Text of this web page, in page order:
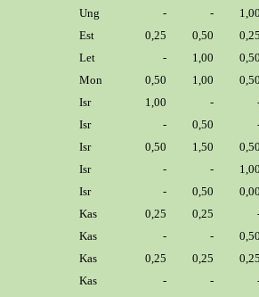
Ung - -
Est 0,25 0,50
Let - 1,00
Mon 0,50 1,00
Isr 1,00 -
Isr - 0,50
Isr 0,50 1,50
Isr - -
Isr - 0,50
Kas 0,25 0,25
Kas - -
Kas 0,25 0,25
Kas - -